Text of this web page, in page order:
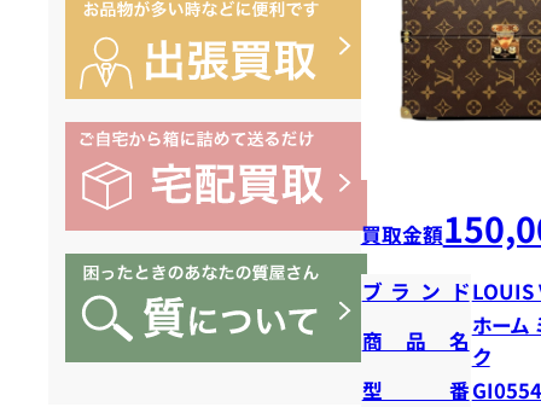
買取金額
ブランドLOUIS
商品名
ホーム
ク
型番GI0554